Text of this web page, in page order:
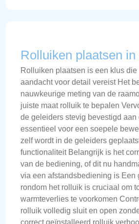
Rolluiken plaatsen in
Rolluiken plaatsen is een klus die
aandacht voor detail vereist Het
nauwkeurige meting van de
juiste maat rolluik te bepalen
de geleiders stevig bevestigd aan
essentieel voor een soepele
zelf wordt in de geleiders
functionaliteit Belangrijk is het
van de bediening, of dit nu
via een afstandsbediening is Een
rondom het rolluik is cruciaal om
warmteverlies te voorkomen
rolluik volledig sluit en open
correct geïnstalleerd rolluik